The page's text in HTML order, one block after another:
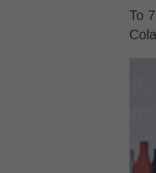
Το